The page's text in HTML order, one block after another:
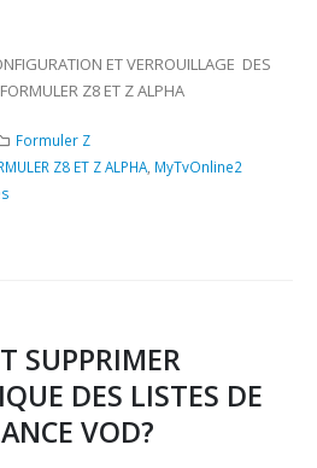
ET VERROUILLAGE DES
Z8 ET Z ALPHA
Formuler Z
Z8 ET Z ALPHA, MyTvOnline2
SUPPRIMER
DES LISTES DE
VOD?